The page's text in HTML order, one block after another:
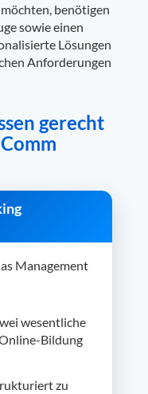
benötigen
sowie einen
Lösungen
Anforderungen
gerecht
Management
wesentliche
Bildung
zu